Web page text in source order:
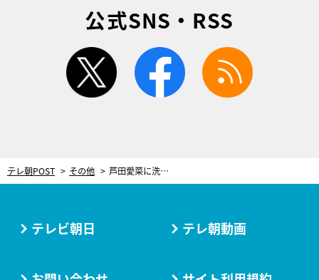
公式SNS・RSS
twitter facebook
テレ朝POST その他 芦田愛菜に洗脳の証明実験！大槻教授が脳を読み取る男に宣戦布告で衝撃展開に
テレビ朝日 テレ朝動画